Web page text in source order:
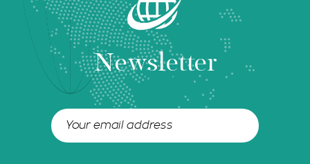
Newsletter